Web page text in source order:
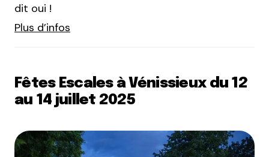
dit oui !
Plus d’infos
Fêtes Escales à Vénissieux du 12
au 14 juillet 2025